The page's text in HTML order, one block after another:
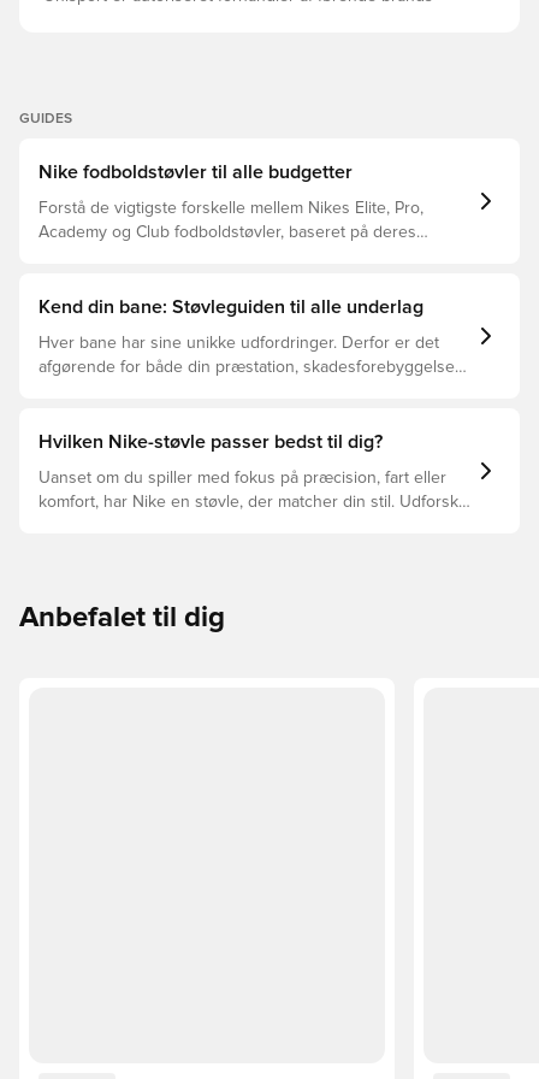
GUIDES
Nike fodboldstøvler til alle budgetter
Forstå de vigtigste forskelle mellem Nikes Elite, Pro,
Academy og Club fodboldstøvler, baseret på deres
Kend din bane: Støvleguiden til alle underlag
Hver bane har sine unikke udfordringer. Derfor er det
afgørende for både din præstation, skadesforebyggelse
støvler der er det bedste valg til de forskellige typer
Hvilken Nike-støvle passer bedst til dig?
Uanset om du spiller med fokus på præcision, fart eller
komfort, har Nike en støvle, der matcher din stil. Udforsk
Anbefalet til dig